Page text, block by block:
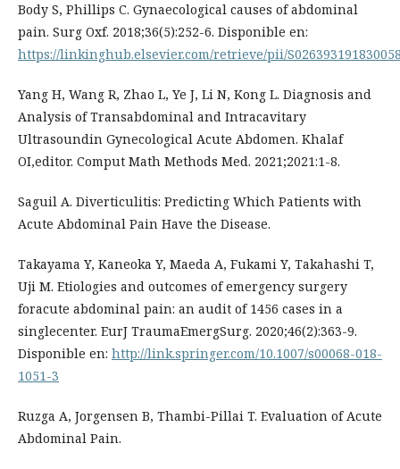
Body S, Phillips C. Gynaecological causes of abdominal
pain. Surg Oxf. 2018;36(5):252-6. Disponible en:
https://linkinghub.elsevier.com/retrieve/pii/
Yang H, Wang R, Zhao L, Ye J, Li N, Kong L. Diagnosis and
Analysis of Transabdominal and Intracavitary
Ultrasoundin Gynecological Acute Abdomen. Khalaf
OI,editor. Comput Math Methods Med. 2021;2021:1-8.
Saguil A. Diverticulitis: Predicting Which Patients with
Acute Abdominal Pain Have the Disease.
Takayama Y, Kaneoka Y, Maeda A, Fukami Y, Takahashi T,
Uji M. Etiologies and outcomes of emergency surgery
foracute abdominal pain: an audit of 1456 cases in a
singlecenter. EurJ TraumaEmergSurg. 2020;46(2):363-9.
Disponible en: http://link.springer.com/10.1007/s00068-018-
1051-3
Ruzga A, Jorgensen B, Thambi-Pillai T. Evaluation of Acute
Abdominal Pain.